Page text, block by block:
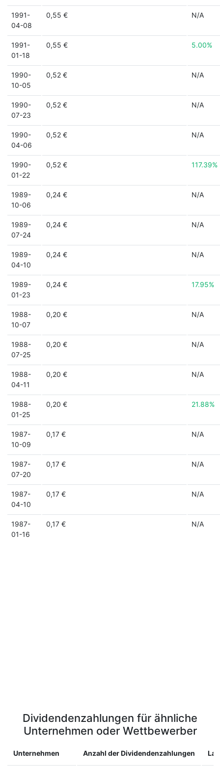
1991-
04-08
0,55 € N/A
1991-
01-18
0,55 € 5.00%
1990-
10-05
0,52 € N/A
1990-
07-23
0,52 € N/A
1990-
04-06
0,52 € N/A
1990-
01-22
0,52 € 117.39%
1989-
10-06
0,24 € N/A
1989-
07-24
0,24 € N/A
1989-
04-10
0,24 € N/A
1989-
01-23
0,24 € 17.95%
1988-
10-07
0,20 € N/A
1988-
07-25
0,20 € N/A
1988-
04-11
0,20 € N/A
1988-
01-25
0,20 € 21.88%
1987-
10-09
0,17 € N/A
1987-
07-20
0,17 € N/A
1987-
04-10
0,17 € N/A
1987-
01-16
0,17 € N/A
Dividendenzahlungen für ähnliche
Unternehmen oder Wettbewerber
Unternehmen Anzahl der Dividendenzahlungen